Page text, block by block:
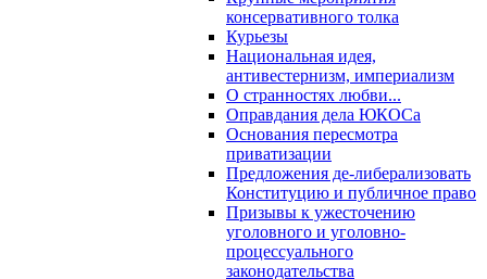
консервативного толка
Курьезы
Национальная идея,
антивестернизм, империализм
О странностях любви...
Оправдания дела ЮКОСа
Основания пересмотра
приватизации
Предложения де-либерализовать
Конституцию и публичное право
Призывы к ужесточению
уголовного и уголовно-
процессуального
законодательства